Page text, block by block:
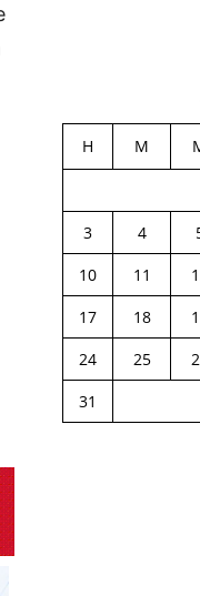
H M
3
4
10
11
17
18
24
25
31